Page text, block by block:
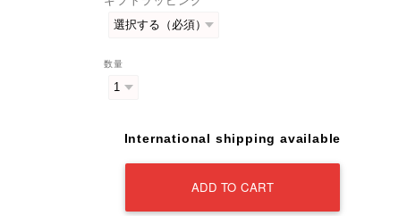
数量
International shipping available
ADD TO CART